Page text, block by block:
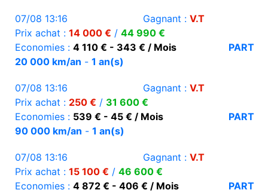
07/08 13:16 Gagnant : V.T
Prix achat : 14 000 € / 44 990 €
Economies : 4 110 € - 343 € / Mois
PART
20 000 km/an - 1 an(s)
07/08 13:16 Gagnant : V.T
Prix achat : 250 € / 31 600 €
Economies : 539 € - 45 € / Mois
PART
90 000 km/an - 1 an(s)
07/08 13:16 Gagnant : V.T
Prix achat : 15 100 € / 46 600 €
Economies : 4 872 € - 406 € / Mois
PART